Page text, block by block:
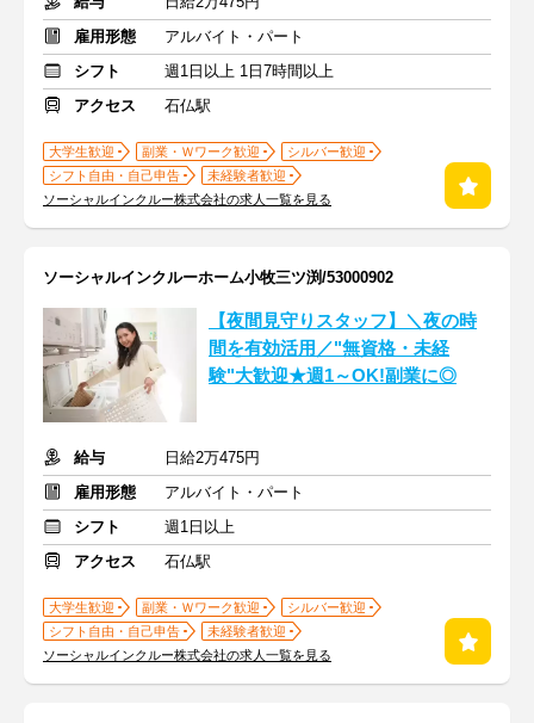
雇用形態
アルバイト・パート
シフト
週1日以上 1日7時間以上
アクセス
石仏駅
大学生歓迎 副業・Ｗワーク歓迎
シルバー歓迎
シフト自由・自己申告
未経験者歓迎
ソーシャルインクルー株式会社の求人一覧を見る
ソーシャルインクルーホーム小牧三ツ渕/53000902
【夜間見守りスタッフ】＼夜の時
間を有効活用／"無資格・未経
験"大歓迎★週1～OK!副業に◎
給与
日給2万475円
雇用形態
アルバイト・パート
シフト
週1日以上
アクセス
石仏駅
大学生歓迎 副業・Ｗワーク歓迎
シルバー歓迎
シフト自由・自己申告
未経験者歓迎
ソーシャルインクルー株式会社の求人一覧を見る